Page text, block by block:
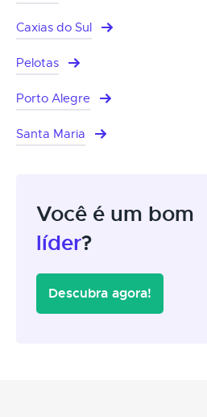
Caxias do Sul
Pelotas
Porto Alegre
Santa Maria
Você é um bom
líder?
Descubra agora!